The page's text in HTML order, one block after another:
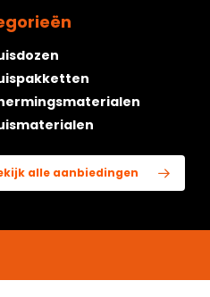
alle aanbiedingen